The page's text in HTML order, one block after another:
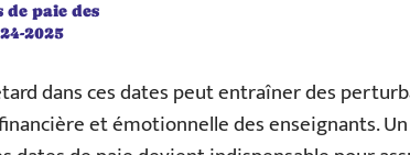
paie des
2025
dans ces dates peut entraîner des
et émotionnelle des enseignants.